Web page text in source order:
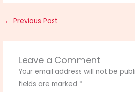
← Previous Post
Leave a Comment
Your email address will not be
fields are marked *